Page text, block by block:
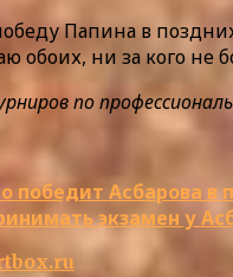
Папина в
обоих, ни за кого
по
победит Асбарова
экзамен у